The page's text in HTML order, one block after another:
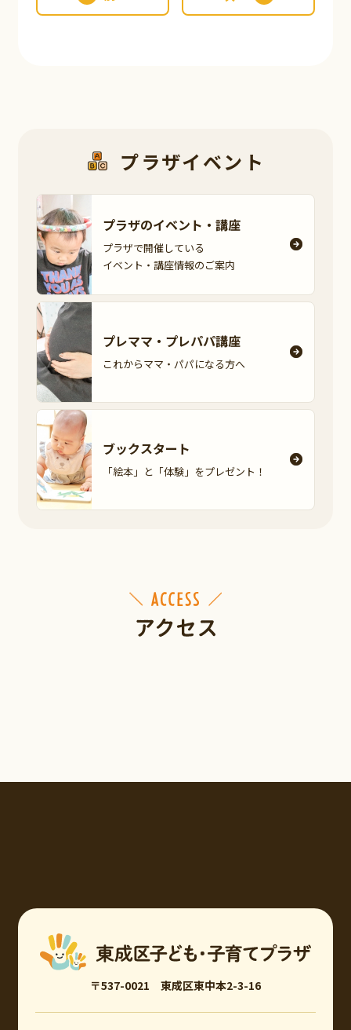
プラザイベント
プラザのイベント・ 講座
プラザで開催している
イベント・講座情報のご案内
プレママ・ プレパパ講座
これからママ・パパになる方へ
ブックスタート
「絵本」と「体験」をプレゼント！
〒537-0021 東成区東中本2-3-16